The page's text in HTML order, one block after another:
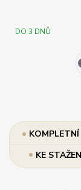
DO 3 DNŮ
KOMPLETNÍ
KE